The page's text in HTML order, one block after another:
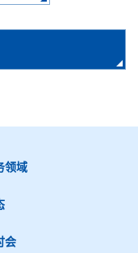
领域
会